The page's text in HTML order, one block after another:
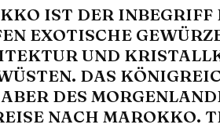
IST DER INBEGRIFF
EXOTISCHE
UND
DAS
DES
NACH MAROKKO.